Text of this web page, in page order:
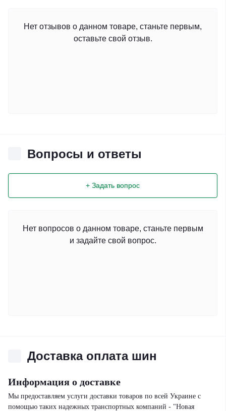
Нет отзывов о данном товаре, станьте первым,
оставьте свой отзыв.
Вопросы и ответы
+ Задать вопрос
Нет вопросов о данном товаре, станьте первым
и задайте свой вопрос.
Доставка оплата шин
Информация о доставке
Мы предоставляем услуги доставки товаров по всей Украине с
помощью таких надежных транспортных компаний - "Новая